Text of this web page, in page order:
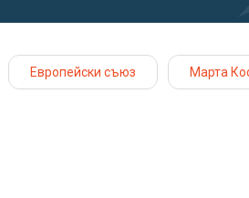
Европейски съюз Марта